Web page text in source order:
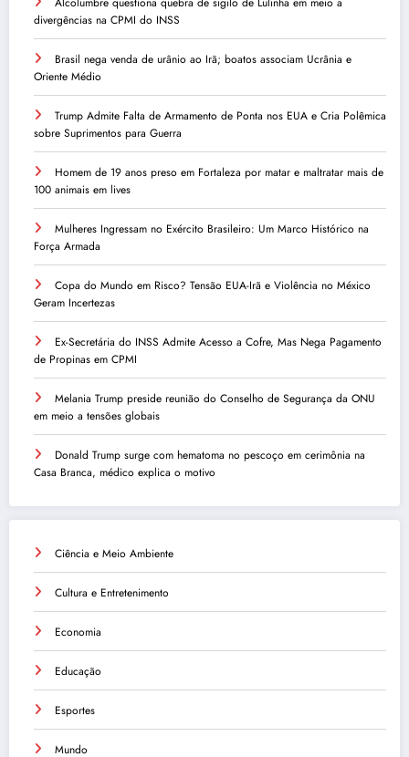
divergências na CPMI do INSS
Brasil nega venda de urânio ao Irã; boatos associam Ucrânia e
Oriente Médio
Trump Admite Falta de Armamento de Ponta nos EUA e Cria Polêmica
sobre Suprimentos para Guerra
Homem de 19 anos preso em Fortaleza por matar e maltratar mais de
100 animais em lives
Mulheres Ingressam no Exército Brasileiro: Um Marco Histórico na
Força Armada
Copa do Mundo em Risco? Tensão EUA-Irã e Violência no México
Geram Incertezas
Ex-Secretária do INSS Admite Acesso a Cofre, Mas Nega Pagamento
de Propinas em CPMI
Melania Trump preside reunião do Conselho de Segurança da ONU
em meio a tensões globais
Donald Trump surge com hematoma no pescoço em cerimônia na
Casa Branca, médico explica o motivo
Ciência e Meio Ambiente
Cultura e Entretenimento
Economia
Educação
Esportes
Mundo